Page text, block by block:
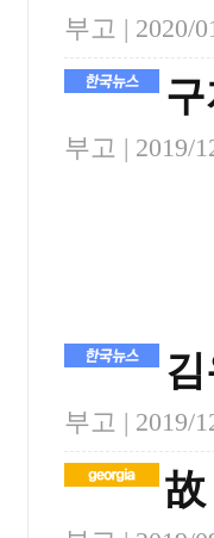
부고 | 2020/
부고 | 2019/
부고 | 2019/
故